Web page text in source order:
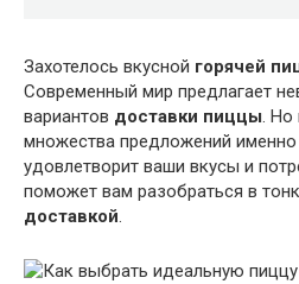
Захотелось вкусной горячей
Современный мир предлагает
вариантов доставки пиццы. Но
множества предложений именно
удовлетворит ваши вкусы и
поможет вам разобраться в
доставкой.